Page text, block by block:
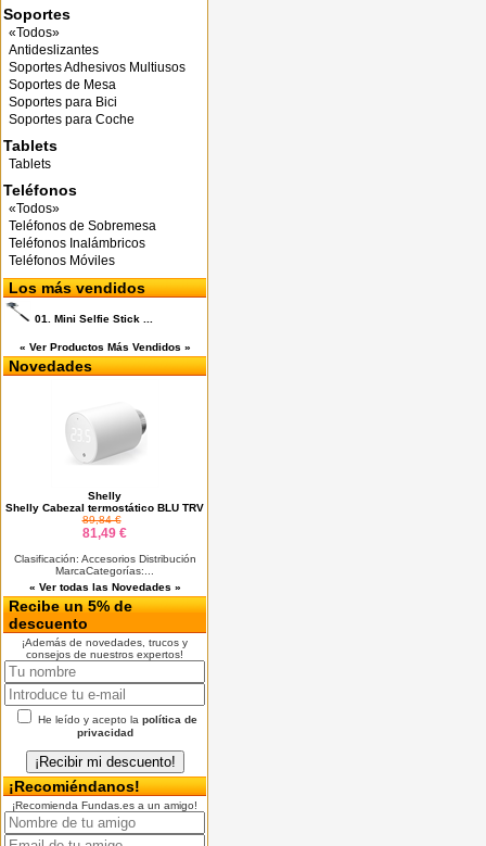
Soportes
«Todos»
Antideslizantes
Soportes Adhesivos Multiusos
Soportes de Mesa
Soportes para Bici
Soportes para Coche
Tablets
Tablets
Teléfonos
«Todos»
Teléfonos de Sobremesa
Teléfonos Inalámbricos
Teléfonos Móviles
Los más vendidos
01. Mini Selfie Stick ...
« Ver Productos Más Vendidos »
Novedades
Shelly
Shelly Cabezal termostático BLU TRV
89,84 €
81,49 €
Clasificación: Accesorios Distribución
MarcaCategorías:...
« Ver todas las Novedades »
Recibe un 5% de
descuento
¡Además de novedades, trucos y
consejos de nuestros expertos!
He leído y acepto la política de
privacidad
¡Recomiéndanos!
¡Recomienda Fundas.es a un amigo!